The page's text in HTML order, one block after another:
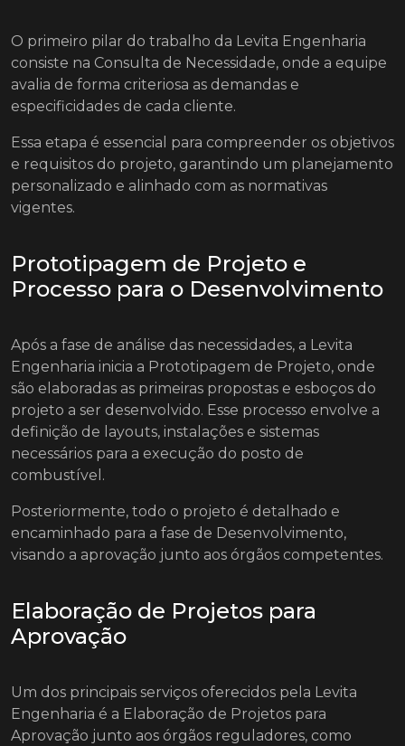
O primeiro pilar do trabalho da Levita Engenharia
consiste na Consulta de Necessidade, onde a equipe
avalia de forma criteriosa as demandas e
especificidades de cada cliente.
Essa etapa é essencial para compreender os objetivos
e requisitos do projeto, garantindo um planejamento
personalizado e alinhado com as normativas
vigentes.
Prototipagem de Projeto e
Processo para o Desenvolvimento
Após a fase de análise das necessidades, a Levita
Engenharia inicia a Prototipagem de Projeto, onde
são elaboradas as primeiras propostas e esboços do
projeto a ser desenvolvido. Esse processo envolve a
definição de layouts, instalações e sistemas
necessários para a execução do posto de
combustível.
Posteriormente, todo o projeto é detalhado e
encaminhado para a fase de Desenvolvimento,
visando a aprovação junto aos órgãos competentes.
Elaboração de Projetos para
Aprovação
Um dos principais serviços oferecidos pela Levita
Engenharia é a Elaboração de Projetos para
Aprovação junto aos órgãos reguladores, como